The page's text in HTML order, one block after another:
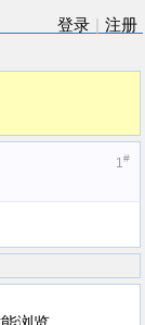
登录
注册
1#